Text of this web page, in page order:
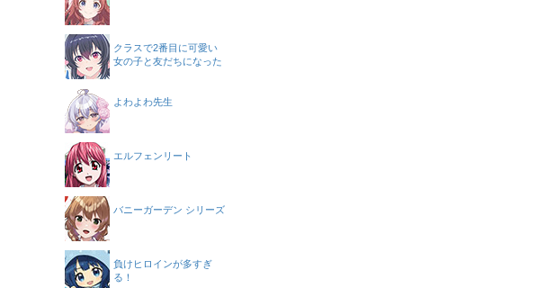
クラスで2番目に可愛い
女の子と友だちになった
よわよわ先生
エルフェンリート
バニーガーデン シリーズ
負けヒロインが多すぎ
る！